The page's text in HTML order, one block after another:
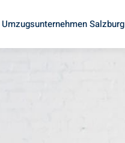
Umzugsunternehmen Salzburg